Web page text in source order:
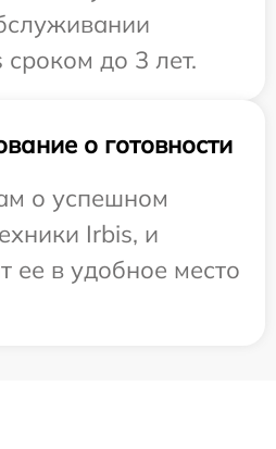
сроком до 3 лет.
о готовности
о успешном
Irbis, и
ее в удобное место